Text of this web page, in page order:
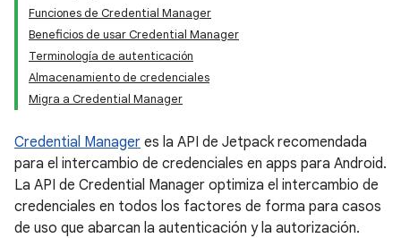
Funciones de Credential Manager
Beneficios de usar Credential Manager
Terminología de autenticación
Almacenamiento de credenciales
Migra a Credential Manager
Credential Manager es la API de Jetpack recomendada
para el intercambio de credenciales en apps para Android.
La API de Credential Manager optimiza el intercambio de
credenciales en todos los factores de forma para casos
de uso que abarcan la autenticación y la autorización.